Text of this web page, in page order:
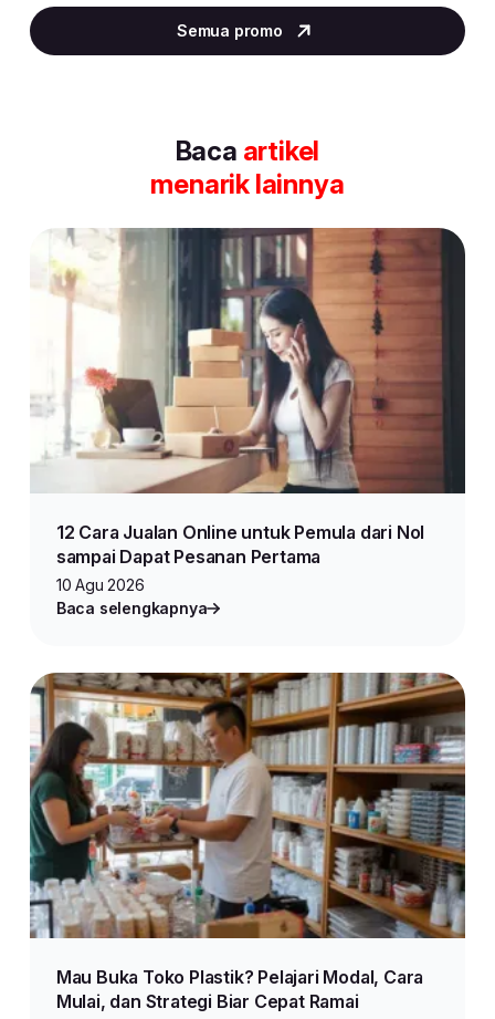
3
of
Semua promo
Baca artikel
menarik lainnya
12 Cara Jualan Online untuk Pemula dari Nol
sampai Dapat Pesanan Pertama
10 Agu 2026
Baca selengkapnya
Mau Buka Toko Plastik? Pelajari Modal, Cara
Mulai, dan Strategi Biar Cepat Ramai